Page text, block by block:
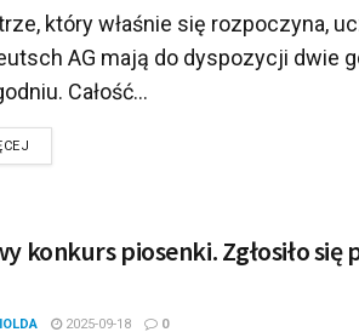
który właśnie się rozpoczyna,
AG mają do dyspozycji dwie
Całość...
konkurs piosenki. Zgłosiło się
2025-09-18 0